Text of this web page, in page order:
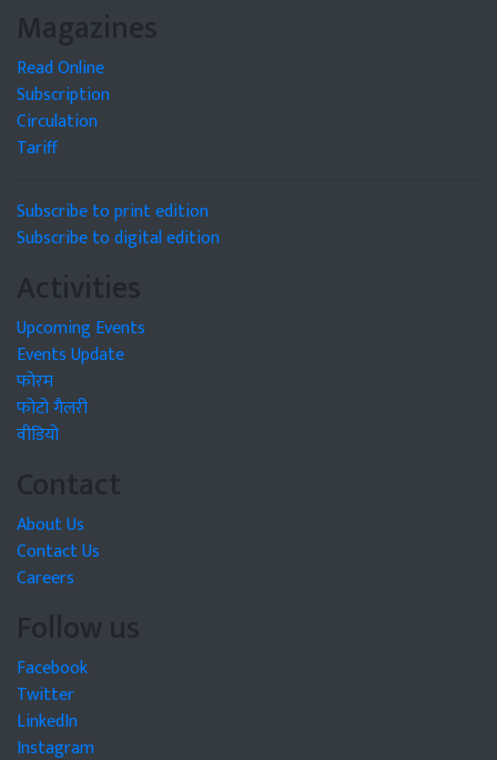
Magazines
Read Online
Subscription
Circulation
Tariff
Subscribe to print edition
Subscribe to digital edition
Activities
Upcoming Events
Events Update
फोरम
फोटो गैलरी
वीडियो
Contact
About Us
Contact Us
Careers
Follow us
Facebook
Twitter
LinkedIn
Instagram